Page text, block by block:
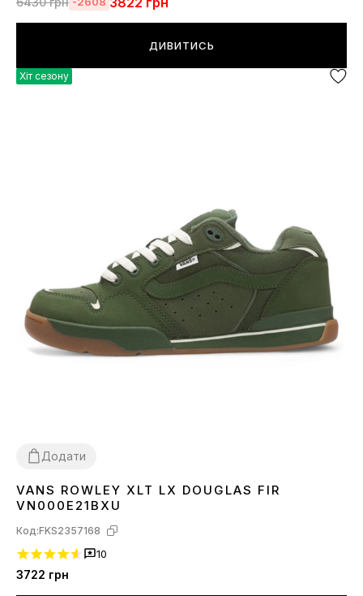
ДИВИТИСЬ
Хіт сезону
Додати
4243 44
VANS ROWLEY XLT LX DOUGLAS FIR
VN000E21BXU
Код:FKS2357168
10
3722 грн